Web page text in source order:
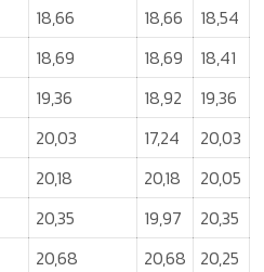
18,66 18,66
18,54
18,69 18,69
18,41
19,36 18,92
19,36
20,03 17,24
20,03
20,18 20,18
20,05
20,35 19,97
20,35
20,68 20,68
20,25